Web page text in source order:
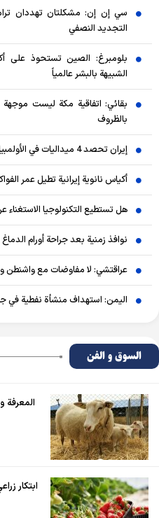
سي إن إن: مشكلتان تهددان
التجديد النصفي
الشبيهة بالبشر عالمياً
بقائي: اتفاقية مكة ليست
بالظروف
إيران تحصد 4 ميداليات في الأولمبياد العالمي للذكاء الاصطناعي
أكياس نانوية إيرانية تطيل عمر
هل تستطيع التكنولوجيا الاستغناء
نوافذ زمنية بعد جراحة أورام
عراقتشي: لا مفاوضات مع واشنطن
اليمن: استهداف منشأة نفطية في
السوق و الفن
المعرفة
ابتكار